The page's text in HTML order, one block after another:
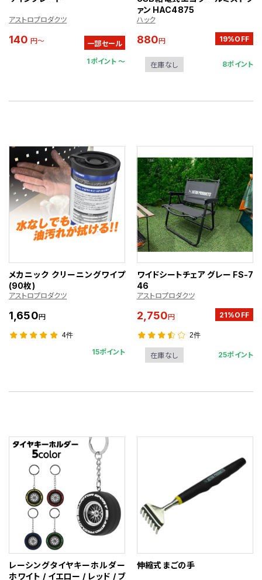
アストロプロダクツ
140 円～ 一部セール
1ポイント 〜
ァン HAC4875
ハック
880円 19%OFF
在庫なし 8ポイント
メカニック クリーニングワイプ
(90枚)
アストロプロダクツ
1,650円
4件
15ポイント
ワイドシートチェア グレー FS-7
46
アストロプロダクツ
2,750円 21%OFF
2件
在庫なし 25ポイント
レーシングタイヤキーホルダー
ホワイト / イエロー / レッド / ブ
伸縮式 まごの手